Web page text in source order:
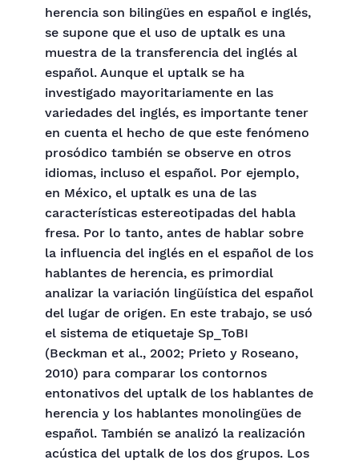
herencia son bilingües en español e inglés,
se supone que el uso de uptalk es una
muestra de la transferencia del inglés al
español. Aunque el uptalk se ha
investigado mayoritariamente en las
variedades del inglés, es importante tener
en cuenta el hecho de que este fenómeno
prosódico también se observe en otros
idiomas, incluso el español. Por ejemplo,
en México, el uptalk es una de las
características estereotipadas del habla
fresa. Por lo tanto, antes de hablar sobre
la influencia del inglés en el español de los
hablantes de herencia, es primordial
analizar la variación lingüística del español
del lugar de origen. En este trabajo, se usó
el sistema de etiquetaje Sp_ToBI
(Beckman et al., 2002; Prieto y Roseano,
2010) para comparar los contornos
entonativos del uptalk de los hablantes de
herencia y los hablantes monolingües de
español. También se analizó la realización
acústica del uptalk de los dos grupos. Los